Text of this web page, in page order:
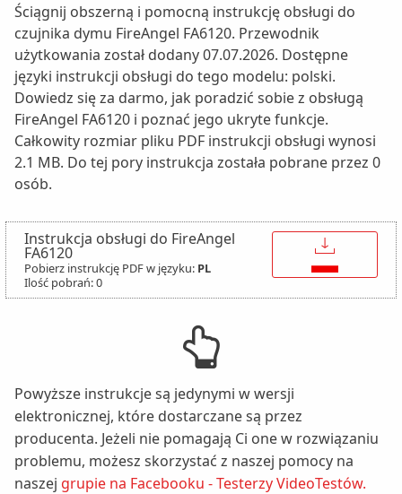
Ściągnij obszerną i pomocną instrukcję obsługi do
czujnika dymu FireAngel FA6120. Przewodnik
użytkowania został dodany 07.07.2026. Dostępne
języki instrukcji obsługi do tego modelu: polski.
Dowiedz się za darmo, jak poradzić sobie z obsługą
FireAngel FA6120 i poznać jego ukryte funkcje.
Całkowity rozmiar pliku PDF instrukcji obsługi wynosi
2.1 MB. Do tej pory instrukcja została pobrane przez 0
osób.
Instrukcja obsługi do FireAngel
FA6120
Pobierz instrukcję PDF w języku: PL
Ilość pobrań: 0
↓
Powyższe instrukcje są jedynymi w wersji
elektronicznej, które dostarczane są przez
producenta. Jeżeli nie pomagają Ci one w rozwiązaniu
problemu, możesz skorzystać z naszej pomocy na
naszej grupie na Facebooku - Testerzy VideoTestów.